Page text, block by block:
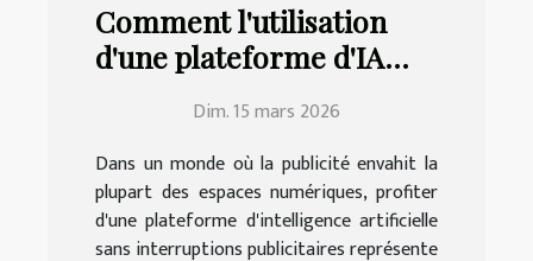
Comment l'utilisation
d'une plateforme d'IA
elle votre expérience ?
Dim. 15 mars 2026
Dans un monde où la publicité envahit la
plupart des espaces numériques, profiter
d'une plateforme d'intelligence artificielle
sans interruptions publicitaires représente